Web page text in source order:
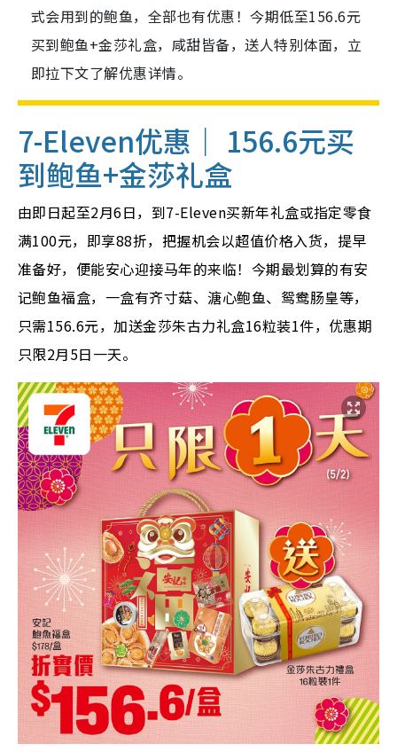
式会用到的鲍鱼，全部也有优惠！今期低至156.6元
买到鲍鱼+金莎礼盒，咸甜皆备，送人特别体面，立
即拉下文了解优惠详情。
7-Eleven优惠｜ 156.6元买
到鲍鱼+金莎礼盒
由即日起至2月6日，到7-Eleven买新年礼盒或指定零食
满100元，即享88折，把握机会以超值价格入货，提早
准备好，便能安心迎接马年的来临！今期最划算的有安
记鲍鱼福盒，一盒有齐寸菇、溏心鲍鱼、鸳鸯肠皇等，
只需156.6元，加送金莎朱古力礼盒16粒装1件，优惠期
只限2月5日一天。